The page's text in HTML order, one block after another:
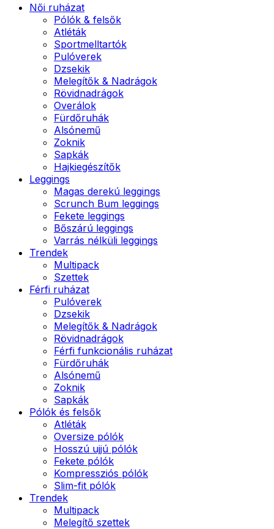
Női ruházat
Pólók & felsők
Atléták
Sportmelltartók
Pulóverek
Dzsekik
Melegítők & Nadrágok
Rövidnadrágok
Overálok
Fürdőruhák
Alsónemű
Zoknik
Sapkák
Hajkiegészítők
Leggings
Magas derekú leggings
Scrunch Bum leggings
Fekete leggings
Bőszárú leggings
Varrás nélküli leggings
Trendek
Multipack
Szettek
Férfi ruházat
Pulóverek
Dzsekik
Melegítők & Nadrágok
Rövidnadrágok
Férfi funkcionális ruházat
Fürdőruhák
Alsónemű
Zoknik
Sapkák
Pólók és felsők
Atléták
Oversize pólók
Hosszú ujjú pólók
Fekete pólók
Kompressziós pólók
Slim-fit pólók
Trendek
Multipack
Melegítő szettek